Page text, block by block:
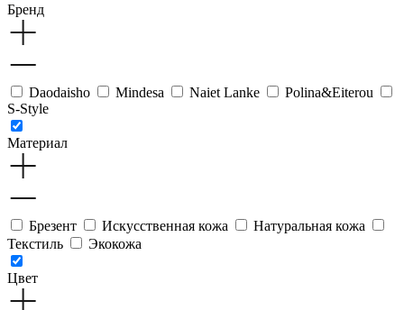
Бренд
Daodaisho Mindesa Naiet Lanke
Polina&Eiterou
S-Style
Материал
Брезент Искусственная кожа
Натуральная кожа
Текстиль
Экокожа
Цвет